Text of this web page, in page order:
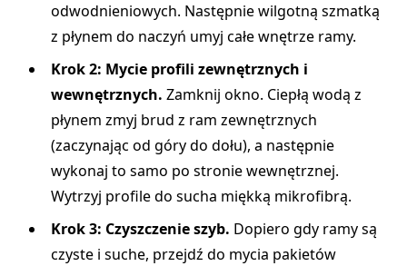
odwodnieniowych. Następnie wilgotną szmatką
z płynem do naczyń umyj całe wnętrze ramy.
Krok 2: Mycie profili zewnętrznych i
wewnętrznych. Zamknij okno. Ciepłą wodą z
płynem zmyj brud z ram zewnętrznych
(zaczynając od góry do dołu), a następnie
wykonaj to samo po stronie wewnętrznej.
Wytrzyj profile do sucha miękką mikrofibrą.
Krok 3: Czyszczenie szyb. Dopiero gdy ramy są
czyste i suche, przejdź do mycia pakietów